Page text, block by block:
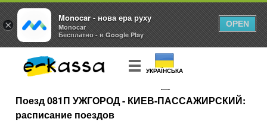
УКРАЇНСЬКА
КУПИТЬ БИЛЕТ
Поезд 081П УЖГОРОД - КИЕВ-ПАССАЖИРСКИЙ:
расписание поездов
×
Monocar - нова ера руху
Monocar
Бесплатно - в Google Play
OPEN